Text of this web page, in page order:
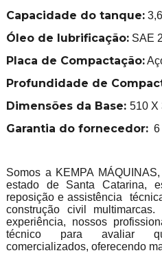
Capacidade do tanque:
Óleo de lubrificação:SAE
Placa de Compactação:
Profundidade de
Dimensões da Base: 510 X
Garantia do fornecedor:6
Somos a KEMPA
estado de Santa Catarina,
reposição e assistência
construção civil
experiência, nossos
técnico para avaliar
comercializados, oferecendo